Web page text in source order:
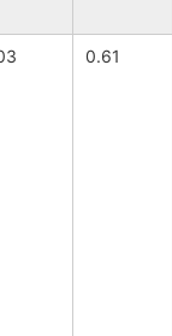
0.61